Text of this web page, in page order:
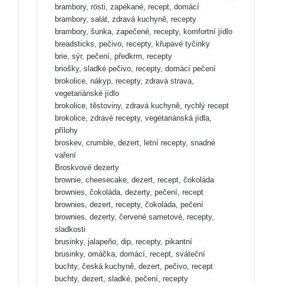
brambory, rösti, zapékané, recept, domácí
brambory, salát, zdravá kuchyně, recepty
brambory, šunka, zapečené, recepty, komfortní jídlo
breadsticks, pečivo, recepty, křupavé tyčinky
brie, sýr, pečení, předkrm, recepty
briošky, sladké pečivo, recepty, domácí pečení
brokolice, nákyp, recepty, zdravá strava,
vegetariánské jídlo
brokolice, těstoviny, zdravá kuchyně, rychlý recept
brokolice, zdravé recepty, vegetariánská jídla,
přílohy
broskev, crumble, dezert, letní recepty, snadné
vaření
Broskvové dezerty
brownie, cheesecake, dezert, recept, čokoláda
brownies, čokoláda, dezerty, pečení, recept
brownies, dezert, recepty, čokoláda, pečení
brownies, dezerty, červené sametové, recepty,
sladkosti
brusinky, jalapeño, dip, recepty, pikantní
brusinky, omáčka, domácí, recept, sváteční
buchty, česká kuchyně, dezert, pečivo, recept
buchty, dezert, sladké, pečení, recepty